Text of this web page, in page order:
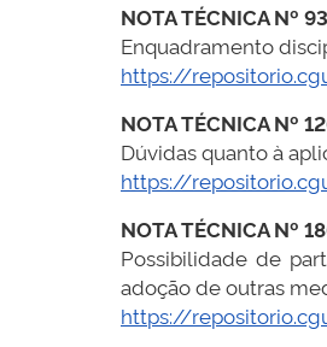
NOTA TÉCNICA Nº
Enquadramento
https://
NOTA TÉCNICA Nº
Dúvidas quanto à
https://
NOTA TÉCNICA Nº
Possibilidade de
adoção de outras
https://